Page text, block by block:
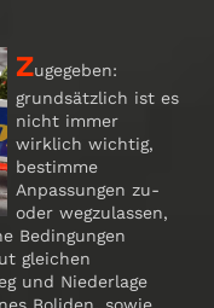
Zugegeben:
grundsätzlich ist es
nicht immer
wirklich wichtig,
bestimme
Anpassungen zu-
oder wegzulassen,
Bedingungen
gleichen
und Niederlage